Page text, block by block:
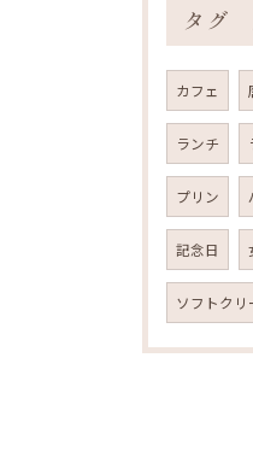
タグ
カフェ
ランチ
プリン
記念日
ソフトクリ